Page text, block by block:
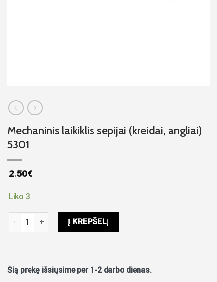
Mechaninis laikiklis sepijai (kreidai, angliai)
5301
2.50€
Liko 3
produkto kiekis: Mechaninis laikiklis sepijai (kreidai, angliai)
Į KREPŠELĮ
Šią prekę išsiųsime per 1-2 darbo dienas.